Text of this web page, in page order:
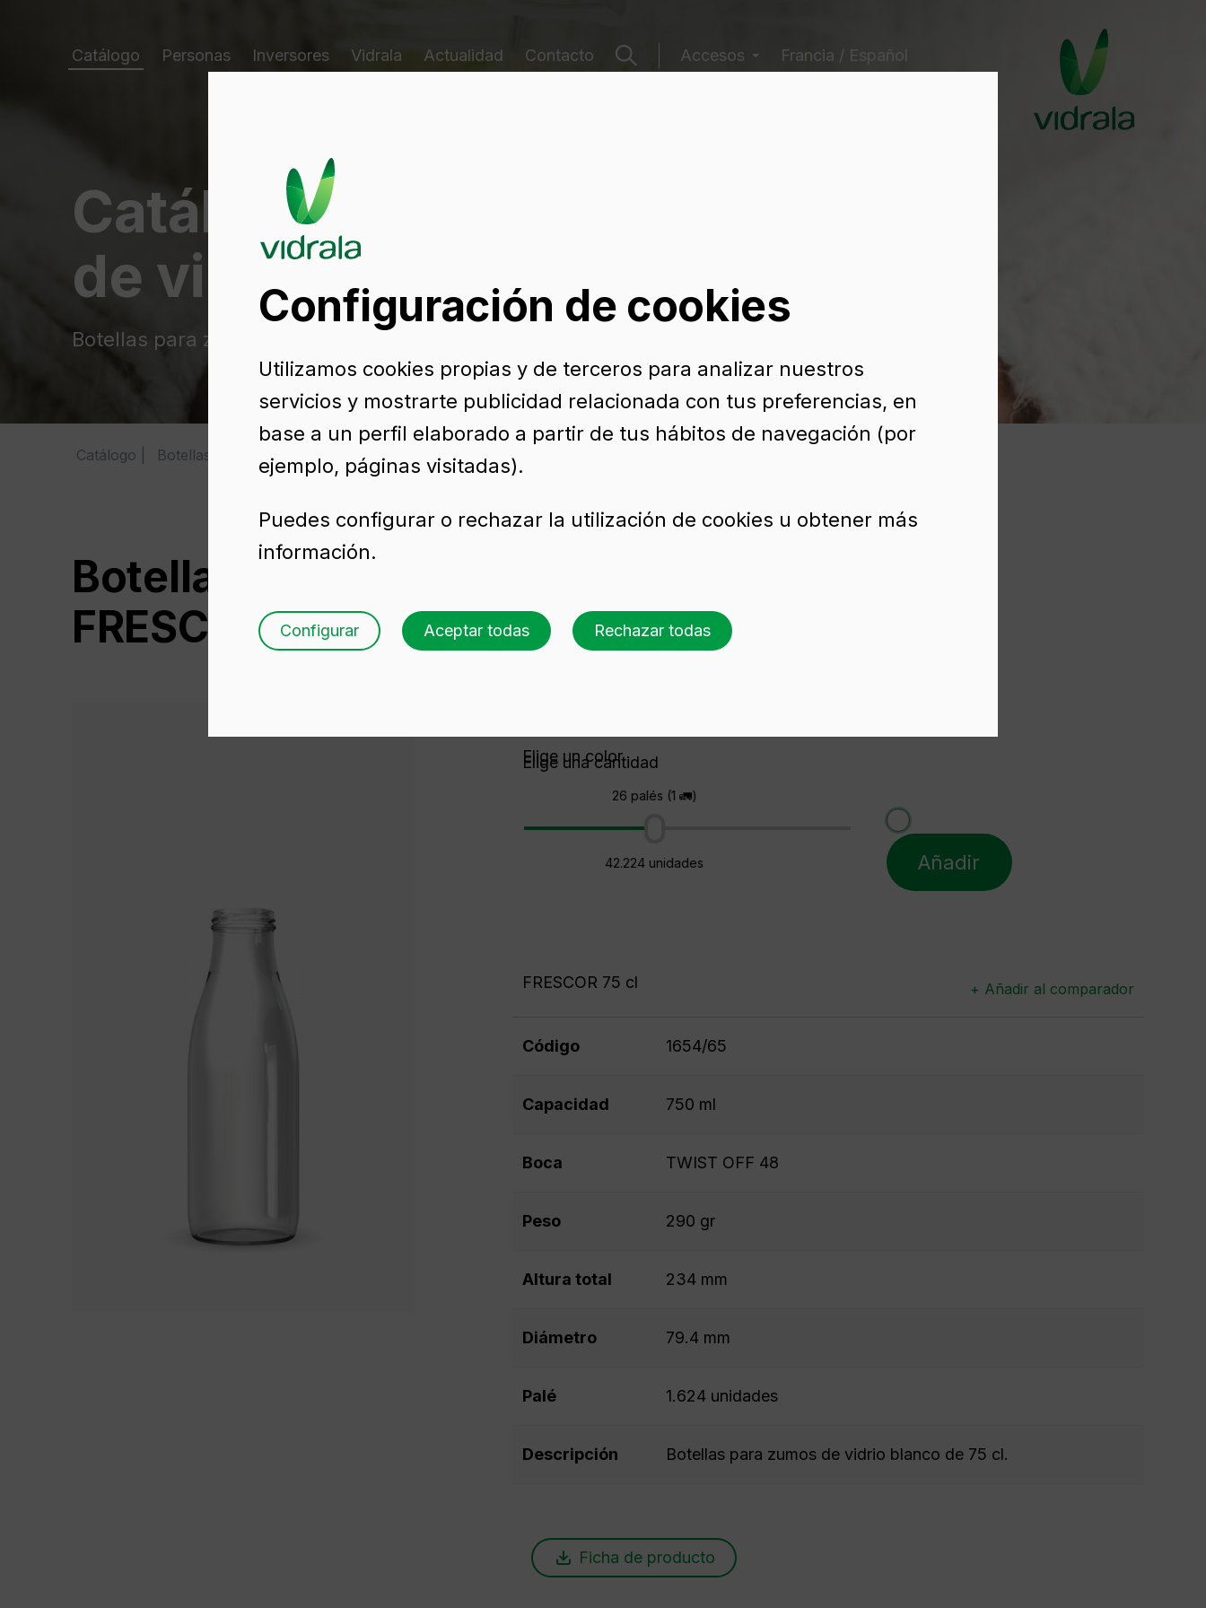
Catálogo Personas Inversores Vidrala Actualidad Contacto Accesos Francia / Español
Catálogo de envases
de vidrio
Botellas para zumos
Catálogo Botellas para zumos FRESCOR 75 cl
Botella para zumo de vidrio
FRESCOR 75 CL
Elige una cantidad
26 palés (1 🚛)
42.224 unidades
Elige un color
Añadir
FRESCOR 75 cl + Añadir al comparador
Código 1654/65
Capacidad 750 ml
Boca TWIST OFF 48
Peso 290 gr
Altura total 234 mm
Diámetro 79.4 mm
Palé 1.624 unidades
Descripción Botellas para zumos de vidrio blanco de 75 cl.
Ficha de producto
Configuración de cookies
Utilizamos cookies propias y de terceros para analizar nuestros
servicios y mostrarte publicidad relacionada con tus preferencias, en
base a un perfil elaborado a partir de tus hábitos de navegación (por
ejemplo, páginas visitadas).
Puedes configurar o rechazar la utilización de cookies u obtener más
información.
Configurar Aceptar todas Rechazar todas